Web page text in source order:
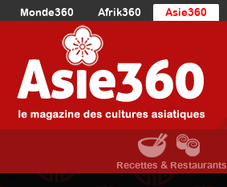
Monde360 Afrik360 Asie360
Europe360
Océanie360
Recettes & Restaurants